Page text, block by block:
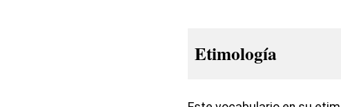
Etimología